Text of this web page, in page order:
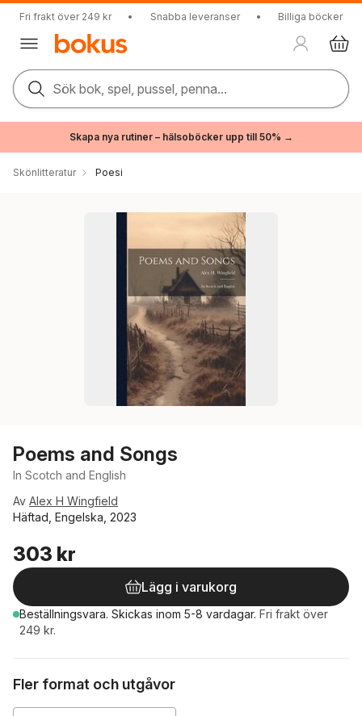
Fri frakt över 249 kr • Snabba leveranser • Billiga böcker
Sök bok, spel, pussel, penna...
Skapa nya rutiner – hälsoböcker upp till 50% →
Skönlitteratur Poesi
Poems and Songs
In Scotch and English
Av Alex H Wingfield
Häftad, Engelska, 2023
303 kr
Lägg i varukorg
Beställningsvara. Skickas inom 5-8 vardagar. Fri frakt över
249 kr.
Fler format och utgåvor